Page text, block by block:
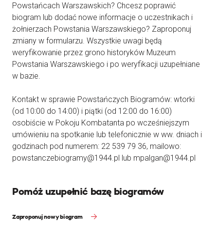
Powstańcach Warszawskich? Chcesz poprawić
biogram lub dodać nowe informacje o uczestnikach i
żołnierzach Powstania Warszawskiego? Zaproponuj
zmiany w formularzu. Wszystkie uwagi będą
weryfikowanie przez grono historyków Muzeum
Powstania Warszawskiego i po weryfikacji uzupełniane
w bazie.
Kontakt w sprawie Powstańczych Biogramów: wtorki
(od 10:00 do 14:00) i piątki (od 12:00 do 16:00)
osobiście w Pokoju Kombatanta po wcześniejszym
umówieniu na spotkanie lub telefonicznie w ww. dniach i
godzinach pod numerem: 22 539 79 36, mailowo:
powstanczebiogramy@1944.pl lub mpalgan@1944.pl
Pomóż uzupełnić bazę biogramów
Zaproponuj nowy biogram